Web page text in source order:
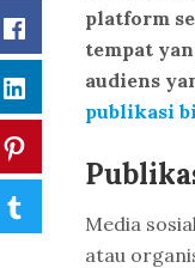
Facebook
LinkedIn
platform
tempat
audiens
publikasi
Media
atau